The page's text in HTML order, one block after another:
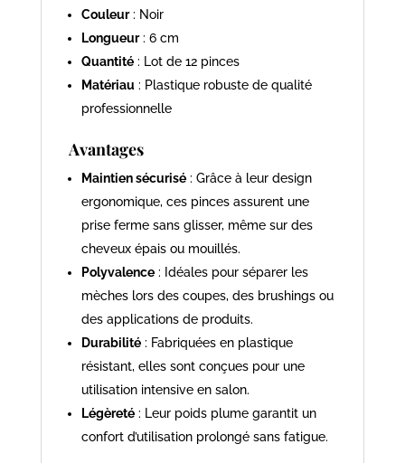
Couleur: Noir
Longueur: 6 cm
Quantité: Lot de 12 pinces
Matériau: Plastique robuste de qualité
professionnelle
Avantages
Maintien sécurisé: Grâce à leur design
ergonomique, ces pinces assurent une
prise ferme sans glisser, même sur des
cheveux épais ou mouillés.
Polyvalence: Idéales pour séparer les
mèches lors des coupes, des brushings ou
des applications de produits.
Durabilité: Fabriquées en plastique
résistant, elles sont conçues pour une
utilisation intensive en salon.
Légèreté: Leur poids plume garantit un
confort d’utilisation prolongé sans fatigue.